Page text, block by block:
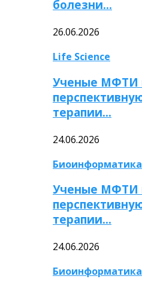
болезни…
26.06.2026
Life Science
Ученые МФТИ
терапии…
24.06.2026
Биоинформатика
Ученые МФТИ
терапии…
24.06.2026
Биоинформатика